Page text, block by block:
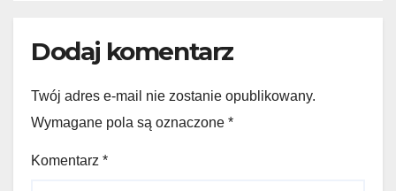
Dodaj komentarz
Twój adres e-mail nie zostanie opublikowany.
Wymagane pola są oznaczone *
Komentarz *